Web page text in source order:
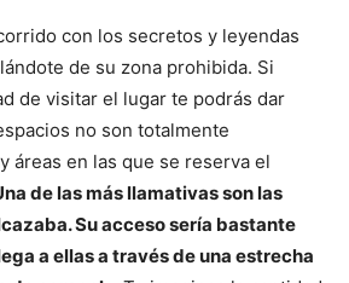
con los secretos y leyendas
de su zona prohibida. Si
de visitar el lugar te podrás dar
no son totalmente
áreas en las que se reserva el
de las más llamativas son las
Su acceso sería bastante
a ellas a través de una estrecha